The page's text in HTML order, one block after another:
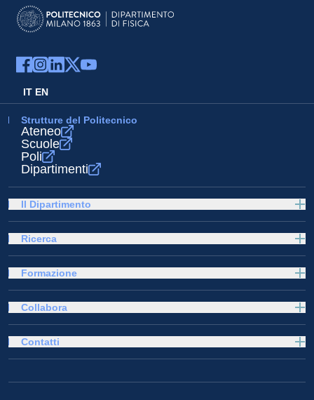
IT EN
Strutture del Politecnico
Ateneo
Scuole
Poli
Dipartimenti
Il Dipartimento
Ricerca
Formazione
Collabora
Contatti